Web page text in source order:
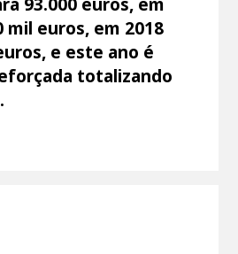
mil euros, em 2018
e este ano é
totalizando